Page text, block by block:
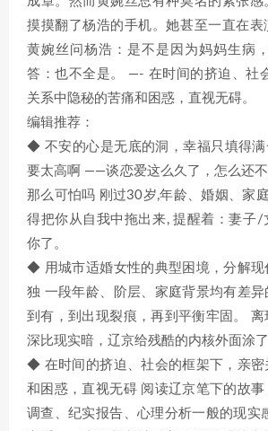
摸摸翻了杨浩的手机。她甚至一直在表
黄婉丝问杨浩：是不是因为妈妈生病
答：也不全是。 —- 在时间的挤迫、社
关系中隐秘的苦痛和困惑，直视无碍。
编辑推荐：
◆ 不安的心是无底的洞，幸福只填得
要太高啊 ——谈恋爱这么久了，怎么还
那么可怕吗 刚过30岁,年龄、婚姻、家
得把你从自我中拖出来, 提醒着：妻子/
你了。
◆ 用城市适婚女性的典型困境，分解现
独 一段年龄、阶层、家庭背景均有差
到有，到出现裂痕，再到平衡牢固。
深比现实暗，辽京给残酷的内核外面涂了
◆ 在时间的挤迫、社会的框架下，亲密
和困惑，直视无碍 阅读辽京笔下的故
调查、纪实报告、心理分析一般的现实